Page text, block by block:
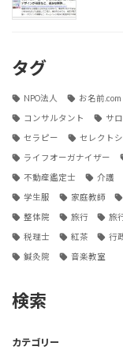
タグ
NPO法人 お名前.com
コンサルタント サ
セラピー セレクト
ライフオーガナイザー
不動産鑑定士 介護
学生服 家庭教師
整体院 旅行 旅
税理士 紅茶 行
鍼灸院 音楽教室
検索
カテゴリー